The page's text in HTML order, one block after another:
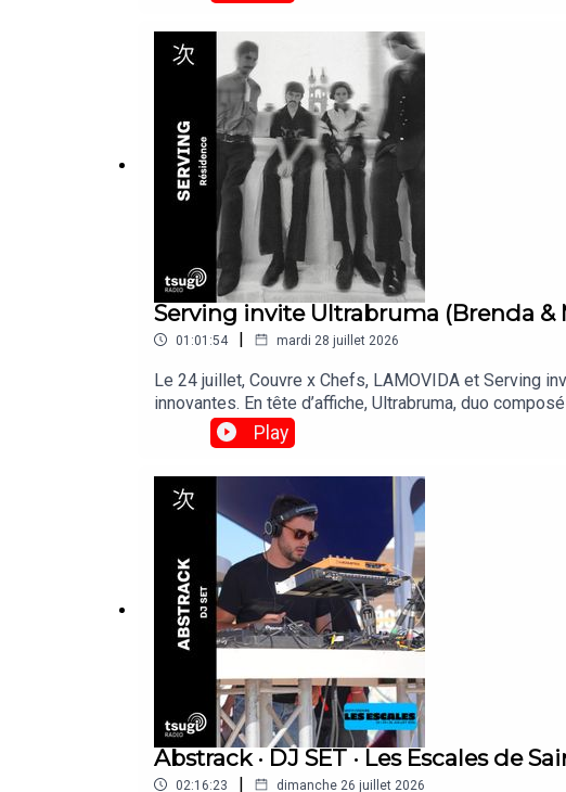
Serving invite Ultrabruma (Brenda &
01:01:54 | mardi 28 juillet 2026
Le 24 juillet, Couvre x Chefs, LAMOVIDA et Serving
innovantes. En tête d’affiche, Ultrabruma, duo
sont passées faire un set derrière les platines de
Play
Abstrack · DJ SET · Les Escales de
02:16:23 | dimanche 26 juillet 2026